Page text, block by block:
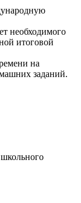
необходимого
итоговой
на
заданий.